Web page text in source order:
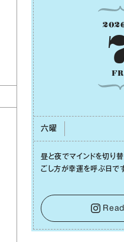
六曜
昼と夜でマインドを切り
ごし⽅が幸運を呼ぶ⽇で
をキープして。そして夜
い⾔葉に流されないよう
をかけること。この意識
確かな安⼼感をもたらす